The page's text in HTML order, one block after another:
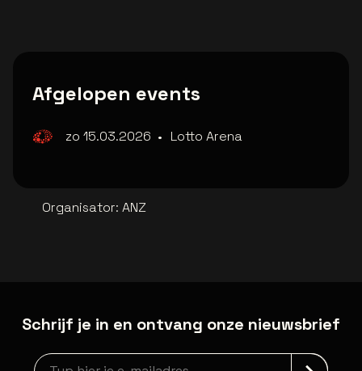
Afgelopen events
zo 15.03.2026 • Lotto Arena
Organisator: ANZ
Schrijf je in en ontvang onze nieuwsbrief
Nieuwsbrief aanmelding